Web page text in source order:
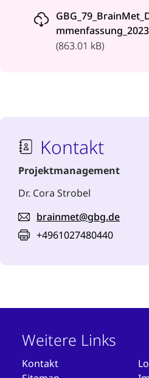
(863.01 kB)
Kontakt
Projektmanagement
Dr. Cora Strobel
brainmet@gbg.de
+4961027480440
Weitere Links
Kontakt